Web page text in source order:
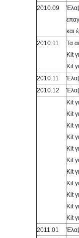
2010.09
και
2010.11
Τα
Kit
Kit
2010.11
2010.12
Kit
Kit
Kit
Kit
Kit
Kit
Kit
Kit
Kit
Kit
Kit
2011.01